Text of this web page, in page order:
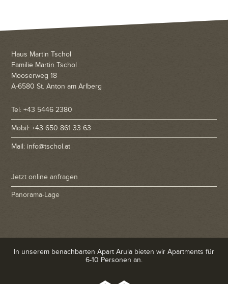
Haus Martin Tschol
Familie Martin Tschol
Mooserweg 18
A-6580 St. Anton am Arlberg
Tel: +43 5446 2380
Mobil: +43 650 861 33 63
Mail: info@tschol.at
Jetzt online anfragen
Panorama-Lage
In unserem benachbarten Apart Arula bieten wir Apartments für
6-10 Personen an.